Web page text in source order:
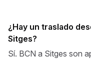
¿Hay un traslado
Sitges?
Sí. BCN a Sitges son